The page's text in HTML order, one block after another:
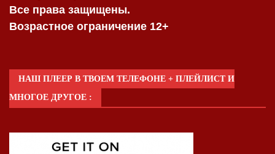
Все права защищены.
Возрастное ограничение 12+
НАШ ПЛЕЕР В ТВОЕМ ТЕЛЕФОНЕ + ПЛЕЙЛИСТ И
МНОГОЕ ДРУГОЕ :